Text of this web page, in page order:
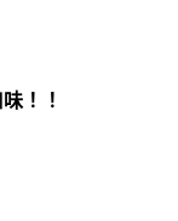
！！